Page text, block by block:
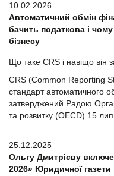
10.02.2026
Автоматичний обмін
бачить податкова і
бізнесу
Що таке CRS і навіщо він
CRS (Common Reporting
стандарт автоматичного
затверджений Радою
та розвитку (OECD) 15
25.12.2025
Ольгу Дмитрієву
2026» Юридичної газети